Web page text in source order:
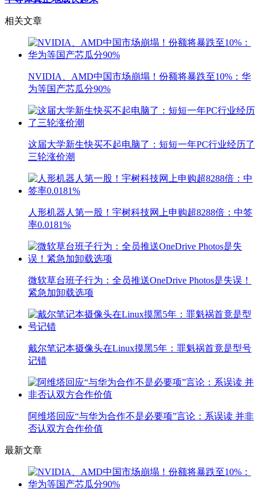
相关文章
NVIDIA、AMD中国市场崩塌！份额将暴跌至10%：华
为等国产芯瓜分90%
这届大学新生快买不起电脑了：短短一年PC行业经历了
三轮涨价潮
人形机器人第一股！宇树科技网上申购超8288倍：中签
率0.0181%
微软草台班子行为：全员推送OneDrive Photos是失误！
紧急加卸载选项
戴尔笔记本摄像头在Linux摸黑5年：罪魁祸首竟是型号
记错
阿维塔回应“与华为合作不是必要项”言论：系误读 并非
否认双方合作价值
最新文章